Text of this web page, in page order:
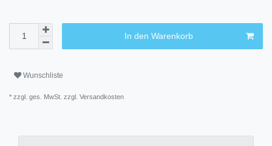
In den Warenkorb
Wunschliste
* zzgl. ges. MwSt. zzgl. Versandkosten